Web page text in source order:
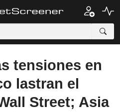
tensiones en
lastran el
Street; Asia